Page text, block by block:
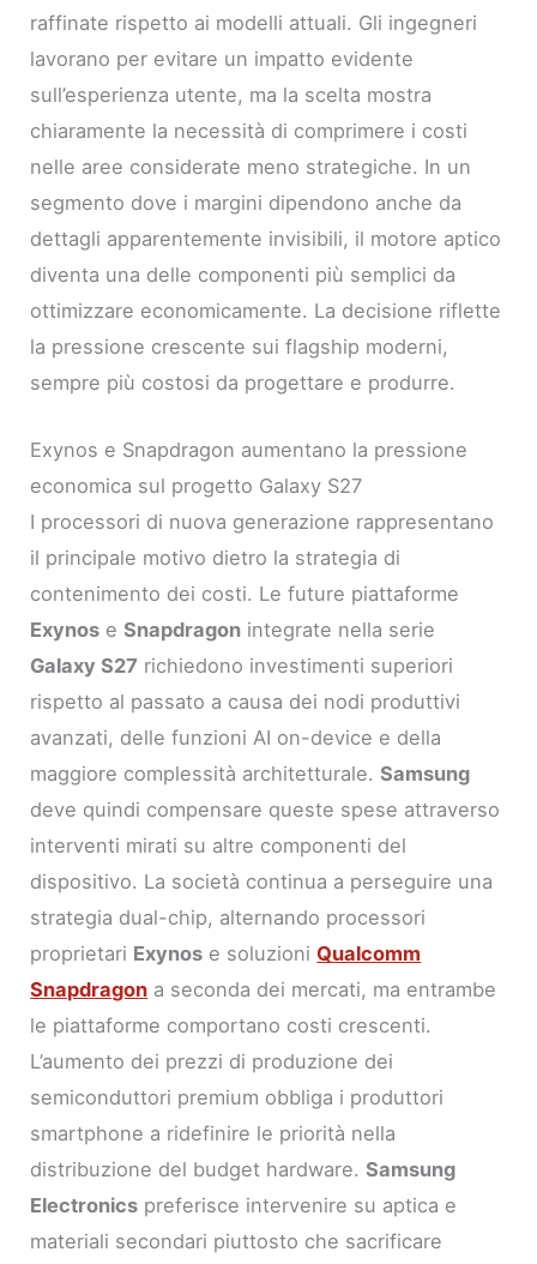
raffinate rispetto ai modelli attuali. Gli ingegneri
lavorano per evitare un impatto evidente
sull’esperienza utente, ma la scelta mostra
chiaramente la necessità di comprimere i costi
nelle aree considerate meno strategiche. In un
segmento dove i margini dipendono anche da
dettagli apparentemente invisibili, il motore aptico
diventa una delle componenti più semplici da
ottimizzare economicamente. La decisione riflette
la pressione crescente sui flagship moderni,
sempre più costosi da progettare e produrre.
Exynos e Snapdragon aumentano la pressione
economica sul progetto Galaxy S27
I processori di nuova generazione rappresentano
il principale motivo dietro la strategia di
contenimento dei costi. Le future piattaforme
Exynos eSnapdragon integrate nella serie
Galaxy S27 richiedono investimenti superiori
rispetto al passato a causa dei nodi produttivi
avanzati, delle funzioni AI on-device e della
maggiore complessità architetturale.Samsung
deve quindi compensare queste spese attraverso
interventi mirati su altre componenti del
dispositivo. La società continua a perseguire una
strategia dual-chip, alternando processori
proprietari Exynos e soluzioniQualcomm
Snapdragon a seconda dei mercati, ma entrambe
le piattaforme comportano costi crescenti.
L’aumento dei prezzi di produzione dei
semiconduttori premium obbliga i produttori
smartphone a ridefinire le priorità nella
distribuzione del budget hardware.Samsung
Electronics preferisce intervenire su aptica e
materiali secondari piuttosto che sacrificare